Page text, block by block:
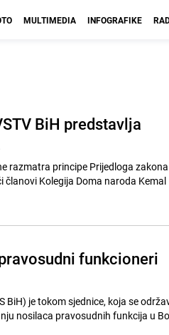
MULTIMEDIA INFOGRAFIKE
BiH predstavlja
razmatra principe Prijedloga
Kolegija Doma naroda Kemal
funkcioneri
BiH) je tokom sjednice, koja se
nosilaca pravosudnih funkcija u